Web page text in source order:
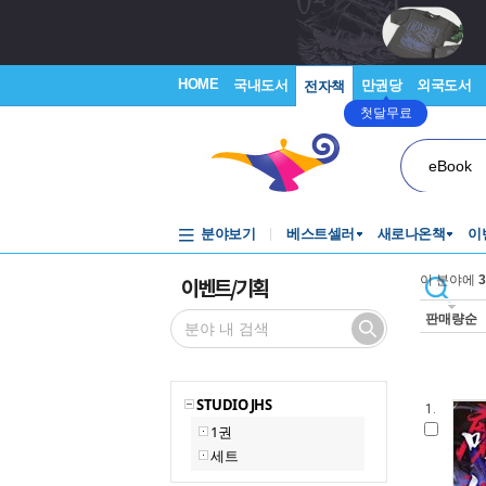
HOME 국내도서 전자책 만권당
첫달무료
외국도서
eBook
분야보기 베스트셀러 새로나온책 이
이벤트/기획
STUDIO JHS
1권
세트
이 분야에 3
판매량순
1.